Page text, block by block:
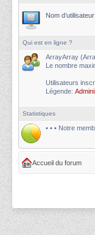
Nom d’utilisateur:
Qui est en ligne ?
ArrayArray
Le nombre
Utilisateurs
Légende:
Statistiques
• • • Notre
Accueil du forum